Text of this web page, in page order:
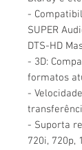
-
SUPER
DTS-HD
- 3D:
formatos
-
- Suporta
720i, 720p,